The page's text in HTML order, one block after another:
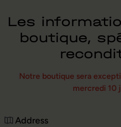
Les
boutique,
Notre boutique sera
mercredi 10
Address